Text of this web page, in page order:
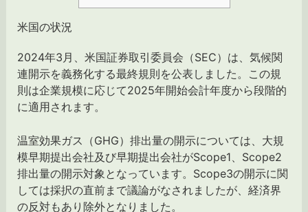
米国の状況
2024年3月、米国証券取引委員会（SEC）は、気候関
連開示を義務化する最終規則を公表しました。この規
則は企業規模に応じて2025年開始会計年度から段階的
に適用されます。
温室効果ガス（GHG）排出量の開示については、大規
模早期提出会社及び早期提出会社がScope1、Scope2
排出量の開示対象となっています。Scope3の開示に関
しては採択の直前まで議論がなされましたが、経済界
の反対もあり除外となりました。